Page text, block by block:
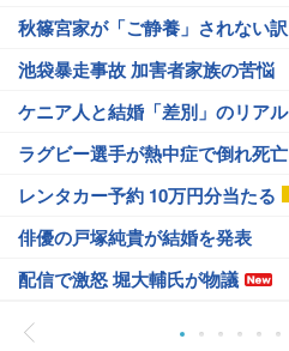
秋篠宮家が「ご静養」されない訳
池袋暴走事故 加害者家族の苦悩
ケニア人と結婚「差別」のリアル
ラグビー選手が熱中症で倒れ死亡
レンタカー予約 10万円分当たる
俳優の戸塚純貴が結婚を発表
配信で激怒 堀大輔氏が物議